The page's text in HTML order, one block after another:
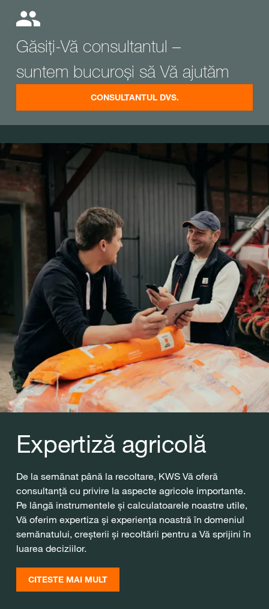
Găsiți-Vă consultantul –
suntem bucuroși să Vă ajutăm
CONSULTANTUL DVS.
Expertiză agricolă
De la semănat până la recoltare, KWS Vă oferă
consultanță cu privire la aspecte agricole importante.
Pe lângă instrumentele și calculatoarele noastre utile,
Vă oferim expertiza și experiența noastră în domeniul
semănatului, creșterii și recoltării pentru a Vă sprijini în
luarea deciziilor.
CITESTE MAI MULT